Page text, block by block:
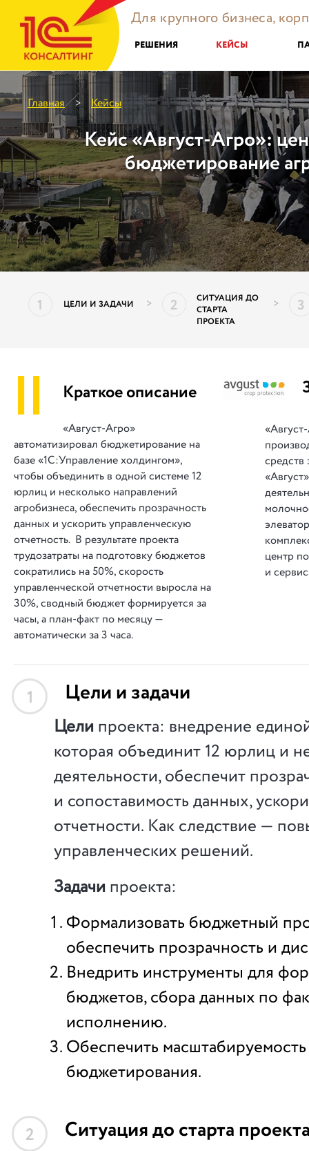
Для крупного бизнеса,
РЕШЕНИЯ КЕЙСЫ
Главная > Кейсы
Кейс «Август-Агро»:
бюджетирование
1 ЦЕЛИ И ЗАДАЧИ > 2
СИТУАЦИЯ ДО
СТАРТА
ПРОЕКТА
> 3
|| Краткое описание
«Август-Агро»
автоматизировал бюджетирование на
базе «1С:Управление холдингом»,
чтобы объединить в одной системе 12
юрлиц и несколько направлений
агробизнеса, обеспечить прозрачность
данных и ускорить управленческую
отчетность. В результате проекта
трудозатраты на подготовку бюджетов
сократились на 50%, скорость
управленческой отчетности выросла на
30%, сводный бюджет формируется за
часы, а план-факт по месяцу —
автоматически за 3 часа.
средств
центр
и
1 Цели и задачи
Цели проекта: внедрение
которая объединит 12 юрлиц и
деятельности, обеспечит
и сопоставимость данных,
отчетности. Как следствие —
управленческих решений.
Задачи проекта:
Формализовать бюджетный
обеспечить прозрачность и
Внедрить инструменты для
бюджетов, сбора данных по
исполнению.
Обеспечить
бюджетирования.
2 Ситуация до старта